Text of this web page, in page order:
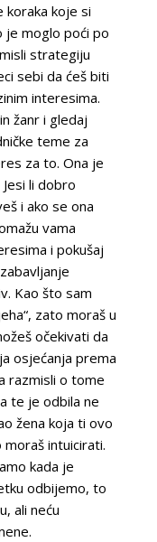
koraka koje si
je moglo poći po
strategiju
sebi da ćeš biti
interesima.
žanr i gledaj
teme za
za to. Ona je
li dobro
i ako se ona
vama
i pokušaj
Kao što sam
zato moraš u
očekivati da
osjećanja prema
razmisli o tome
te je odbila ne
žena koja ti ovo
intuicirati.
kada je
odbijemo, to
ali neću